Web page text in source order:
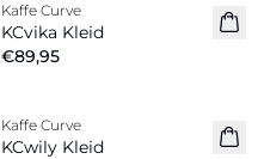
Neuheiten
Kaffe Curve
KCvika Kleid
€89,95
Neuheiten
Kaffe Curve
KCwily Kleid